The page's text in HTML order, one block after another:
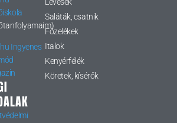
Ingyenes
Saláták, csatnik
Főzelékek
Italok
Kenyérfélék
Köretek, kísérők